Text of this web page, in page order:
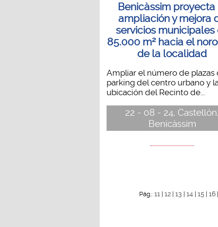
Benicàssim proyecta
ampliación y mejora
servicios municipales
85.000 m² hacia el
de la localidad
Ampliar el número de plazas
parking del centro urbano y
ubicación del Recinto de...
22 - 08 - 24,
Benicàssim
Pág.: 11| 12| 13 14| 15| 16